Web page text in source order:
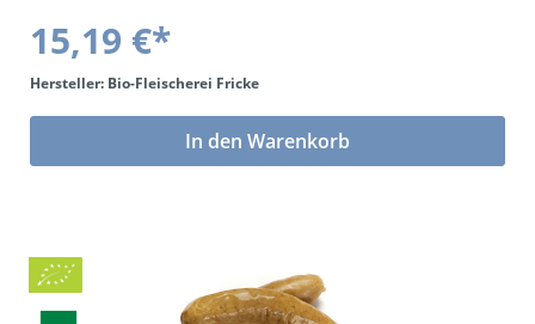
15,19 €*
Hersteller: Bio-Fleischerei Fricke
In den Warenkorb
Bio